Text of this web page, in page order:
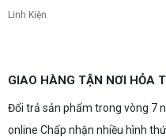
Linh Kiện
GIAO HÀNG TẬN NƠI HỎA
Đổi trả sản phẩm trong vòng 7
online Chấp nhận nhiều hình